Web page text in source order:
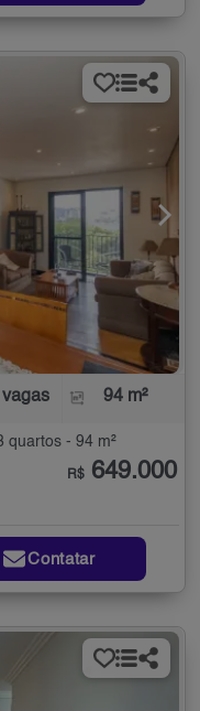
94 m²
quartos - 94 m²
R$ 649.000
Contatar